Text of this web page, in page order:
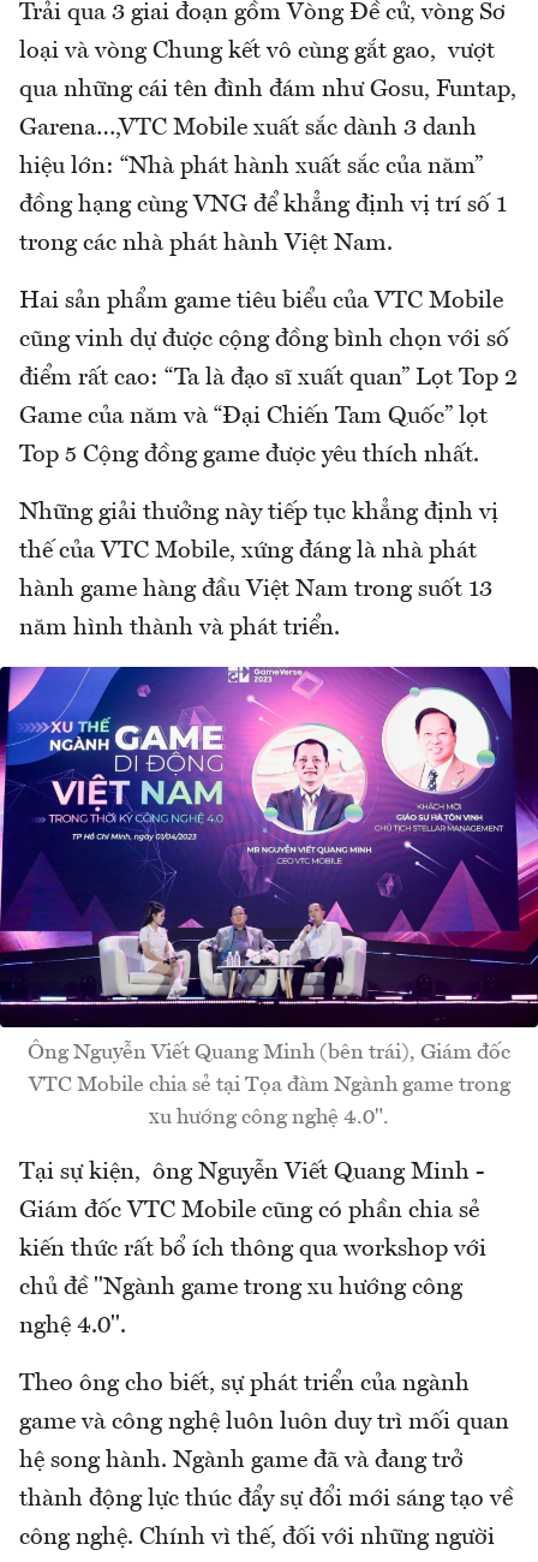
Trải qua 3 giai đoạn gồm Vòng Đề cử, vòng Sơ
loại và vòng Chung kết vô cùng gắt gao, vượt
qua những cái tên đình đám như Gosu, Funtap,
Garena…,VTC Mobile xuất sắc dành 3 danh
hiệu lớn: “Nhà phát hành xuất sắc của năm”
đồng hạng cùng VNG để khẳng định vị trí số 1
trong các nhà phát hành Việt Nam.
Hai sản phẩm game tiêu biểu của VTC Mobile
cũng vinh dự được cộng đồng bình chọn với số
điểm rất cao: “Ta là đạo sĩ xuất quan” Lọt Top 2
Game của năm và “Đại Chiến Tam Quốc” lọt
Top 5 Cộng đồng game được yêu thích nhất.
Những giải thưởng này tiếp tục khẳng định vị
thế của VTC Mobile, xứng đáng là nhà phát
hành game hàng đầu Việt Nam trong suốt 13
năm hình thành và phát triển.
Ông Nguyễn Viết Quang Minh (bên trái), Giám đốc
VTC Mobile chia sẻ tại Tọa đàm Ngành game trong
xu hướng công nghệ 4.0".
Tại sự kiện, ông Nguyễn Viết Quang Minh -
Giám đốc VTC Mobile cũng có phần chia sẻ
kiến thức rất bổ ích thông qua workshop với
chủ đề "Ngành game trong xu hướng công
nghệ 4.0".
Theo ông cho biết, sự phát triển của ngành
game và công nghệ luôn luôn duy trì mối quan
hệ song hành. Ngành game đã và đang trở
thành động lực thúc đẩy sự đổi mới sáng tạo về
công nghệ. Chính vì thế, đối với những người